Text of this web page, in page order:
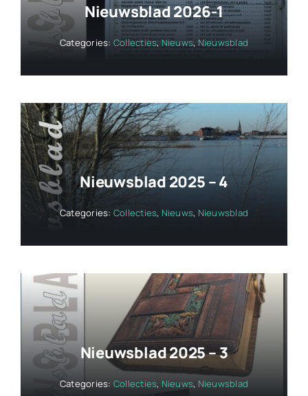
Nieuwsblad 2026-1
Categories: Collecties, Nieuws, Nieuwsblad
Nieuwsblad 2025 – 4
Categories: Collecties, Nieuws, Nieuwsblad
Nieuwsblad 2025 – 3
Categories: Collecties, Nieuws, Nieuwsblad